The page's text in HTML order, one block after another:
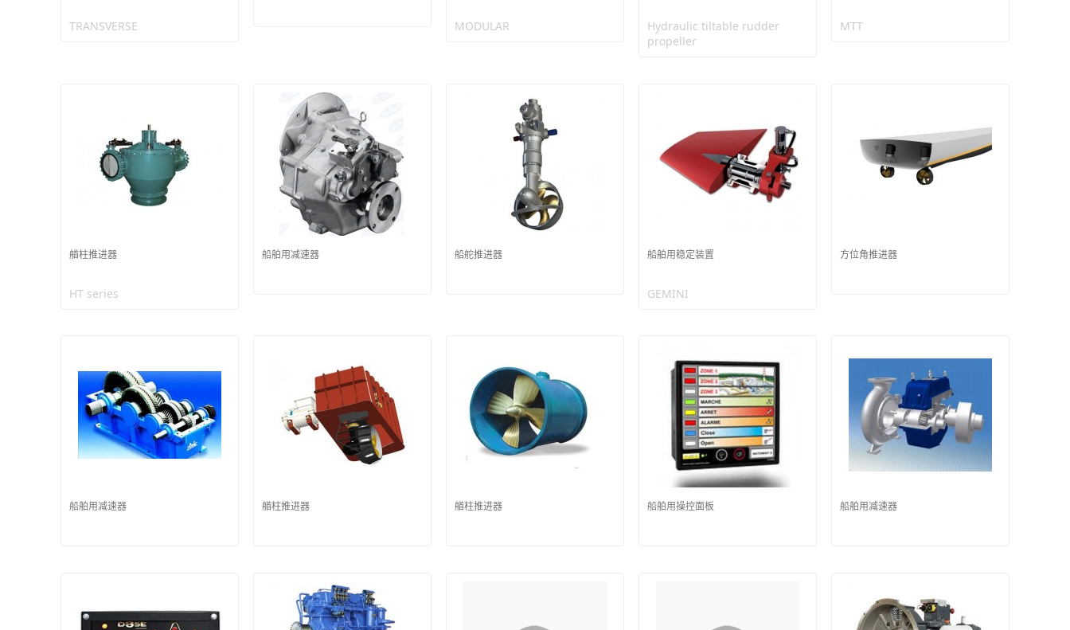
TRANSVERSE MODULAR
Hydraulic tiltable rudder
propeller
MTT
艏柱推进器
HT series
船舶用减速器 船舵推进器 船舶用稳定装置
GEMINI
方位角推进器
船舶用减速器 艏柱推进器 艏柱推进器 船舶用操控面板 船舶用减速器